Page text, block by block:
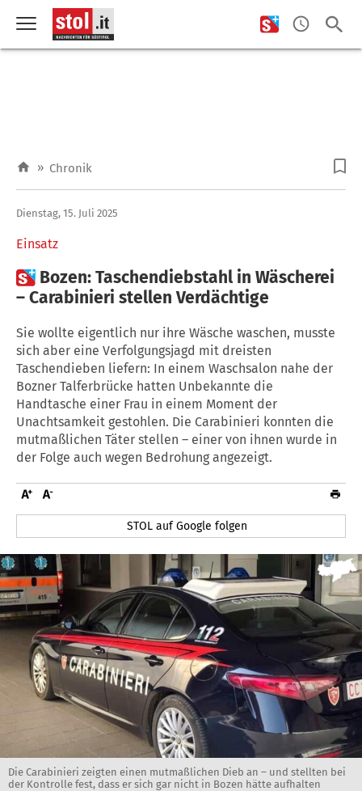
» Chronik
Einsatz
Dienstag, 15. Juli 2025
 Bozen: Taschendiebstahl in Wäscherei
– Carabinieri stellen Verdächtige
Sie wollte eigentlich nur ihre Wäsche waschen, musste
sich aber eine Verfolgungsjagd mit dreisten
Taschendieben liefern: In einem Waschsalon nahe der
Bozner Talferbrücke hatten Unbekannte die
Handtasche einer Frau in einem Moment der
Unachtsamkeit gestohlen. Die Carabinieri konnten die
mutmaßlichen Täter stellen – einer von ihnen wurde in
der Folge auch wegen Bedrohung angezeigt.
STOL auf Google folgen
Die Carabinieri zeigten einen mutmaßlichen Dieb an – und stellten bei
der Kontrolle fest, dass er sich gar nicht in Bozen hätte aufhalten